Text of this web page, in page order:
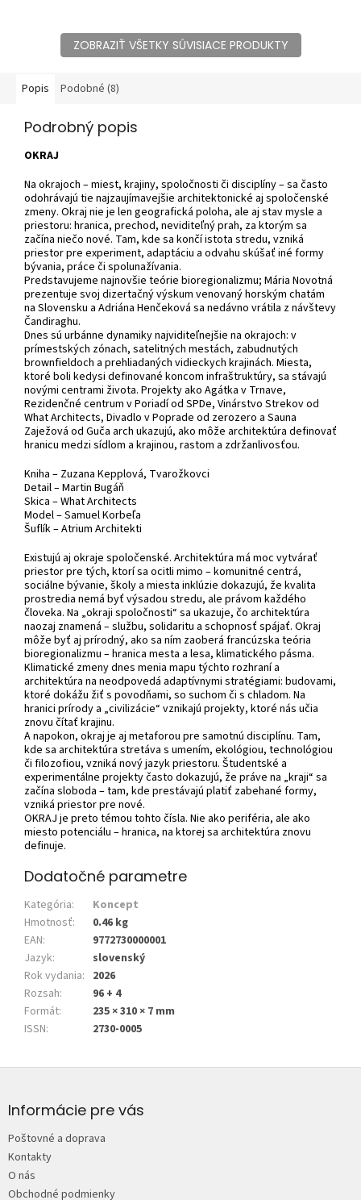
ZOBRAZIŤ VŠETKY SÚVISIACE PRODUKTY
Popis Podobné (8)
Podrobný popis
OKRAJ
Na okrajoch – miest, krajiny, spoločnosti či disciplíny – sa často
odohrávajú tie najzaujímavejšie architektonické aj spoločenské
zmeny. Okraj nie je len geografická poloha, ale aj stav mysle a
priestoru: hranica, prechod, neviditeľný prah, za ktorým sa
začína niečo nové. Tam, kde sa končí istota stredu, vzniká
priestor pre experiment, adaptáciu a odvahu skúšať iné formy
bývania, práce či spolunažívania.
Predstavujeme najnovšie teórie bioregionalizmu; Mária Novotná
prezentuje svoj dizertačný výskum venovaný horským chatám
na Slovensku a Adriána Henčeková sa nedávno vrátila z návštevy
Čandiraghu.
Dnes sú urbánne dynamiky najviditeľnejšie na okrajoch: v
prímestských zónach, satelitných mestách, zabudnutých
brownfieldoch a prehliadaných vidieckych krajinách. Miesta,
ktoré boli kedysi definované koncom infraštruktúry, sa stávajú
novými centrami života. Projekty ako Agátka v Trnave,
Rezidenčné centrum v Poriadí od SPDe, Vinárstvo Strekov od
What Architects, Divadlo v Poprade od zerozero a Sauna
Zaježová od Guča arch ukazujú, ako môže architektúra definovať
hranicu medzi sídlom a krajinou, rastom a zdržanlivosťou.
Kniha – Zuzana Kepplová, Tvarožkovci
Detail – Martin Bugáň
Skica – What Architects
Model – Samuel Korbeľa
Šuflík – Atrium Architekti
Existujú aj okraje spoločenské. Architektúra má moc vytvárať
priestor pre tých, ktorí sa ocitli mimo – komunitné centrá,
sociálne bývanie, školy a miesta inklúzie dokazujú, že kvalita
prostredia nemá byť výsadou stredu, ale právom každého
človeka. Na „okraji spoločnosti“ sa ukazuje, čo architektúra
naozaj znamená – službu, solidaritu a schopnosť spájať. Okraj
môže byť aj prírodný, ako sa ním zaoberá francúzska teória
bioregionalizmu – hranica mesta a lesa, klimatického pásma.
Klimatické zmeny dnes menia mapu týchto rozhraní a
architektúra na neodpovedá adaptívnymi stratégiami: budovami,
ktoré dokážu žiť s povodňami, so suchom či s chladom. Na
hranici prírody a „civilizácie“ vznikajú projekty, ktoré nás učia
znovu čítať krajinu.
A napokon, okraj je aj metaforou pre samotnú disciplínu. Tam,
kde sa architektúra stretáva s umením, ekológiou, technológiou
či filozofiou, vzniká nový jazyk priestoru. Študentské a
experimentálne projekty často dokazujú, že práve na „kraji“ sa
začína sloboda – tam, kde prestávajú platiť zabehané formy,
vzniká priestor pre nové.
OKRAJ je preto témou tohto čísla. Nie ako periféria, ale ako
miesto potenciálu – hranica, na ktorej sa architektúra znovu
definuje.
Dodatočné parametre
Kategória:
Koncept
Hmotnosť:
0.46 kg
EAN:
9772730000001
Jazyk:
slovenský
Rok vydania: 2026
Rozsah:
96 + 4
Formát:
235 × 310 × 7 mm
ISSN: 2730-0005
p
e
Informácie pre vás
Poštovné a doprava
Kontakty
O nás
Obchodné podmienky